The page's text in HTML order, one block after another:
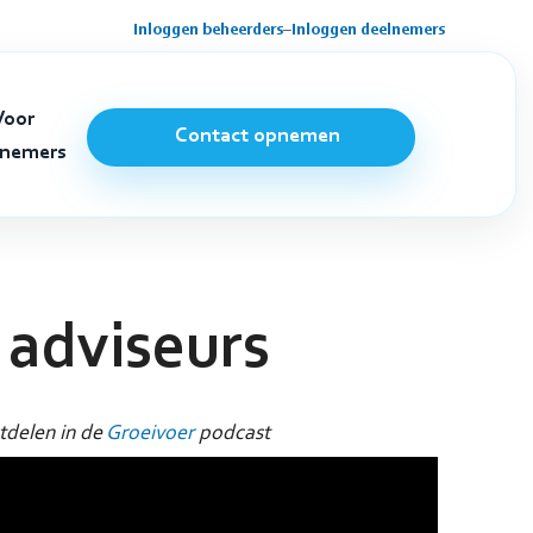
Inloggen beheerders–Inloggen deelnemers
Contact opnemen
in de Groeivoerpodcast